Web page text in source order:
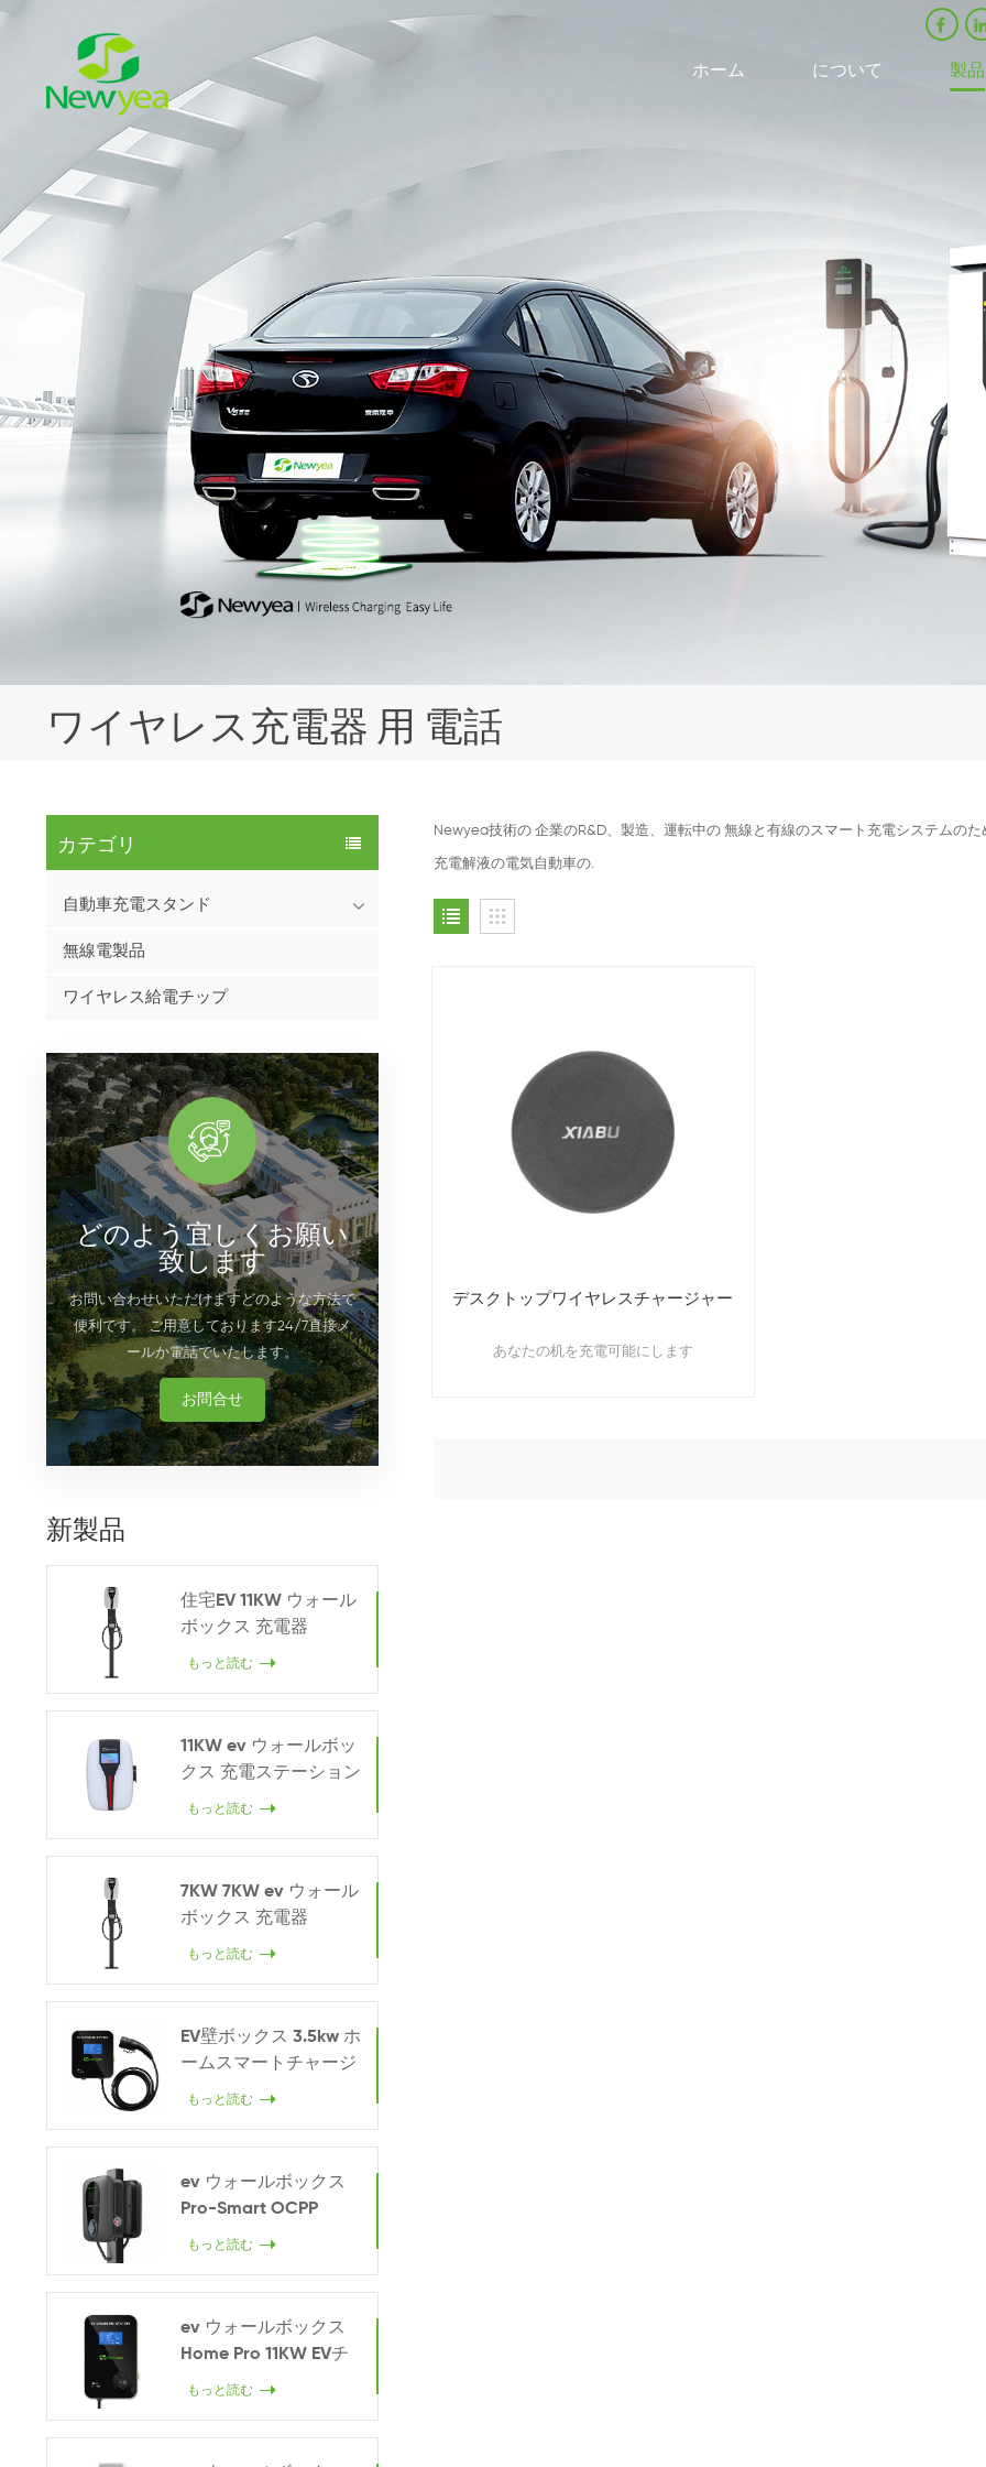
ホーム について 製品
ワイヤレス充電器 用 電話
カテゴリ
自動車充電スタンド
無線電製品
ワイヤレス給電チップ
どのよう宜しくお願い
致します
お問い合わせいただけますどのような方法で
便利です。 ご用意しております24/7直接メ
ールか電話でいたします。
お問合せ
新製品
住宅EV 11KW ウォール
ボックス 充電器
もっと読む
11KW ev ウォールボッ
クス 充電ステーション
もっと読む
7KW 7KW ev ウォール
ボックス 充電器
もっと読む
EV壁ボックス 3.5kw ホ
ームスマートチャージ
ャー
もっと読む
ev ウォールボックス
Pro-Smart OCPP
22KW
もっと読む
ev ウォールボックス
Home Pro 11KW EVチ
ャージャー
もっと読む
Newyea技術の 企業のR&D、製造、運転中の 無線と有線のスマート充電システムの
充電解液の電気自動車の.
デスクトップワイヤレスチャージャー
あなたの机を充電可能にします